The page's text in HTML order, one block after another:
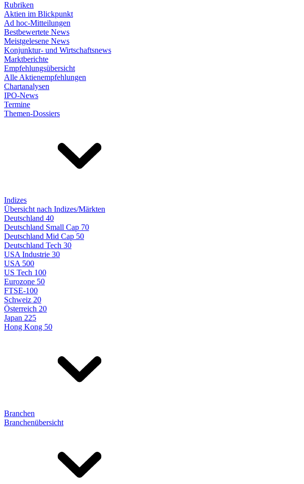
Rubriken
Aktien im Blickpunkt
Ad hoc-Mitteilungen
Bestbewertete News
Meistgelesene News
Konjunktur- und Wirtschaftsnews
Marktberichte
Empfehlungsübersicht
Alle Aktienempfehlungen
Chartanalysen
IPO-News
Termine
Themen-Dossiers
Indizes
Übersicht nach Indizes/Märkten
Deutschland 40
Deutschland Small Cap 70
Deutschland Mid Cap 50
Deutschland Tech 30
USA Industrie 30
USA 500
US Tech 100
Eurozone 50
FTSE-100
Schweiz 20
Österreich 20
Japan 225
Hong Kong 50
Branchen
Branchenübersicht